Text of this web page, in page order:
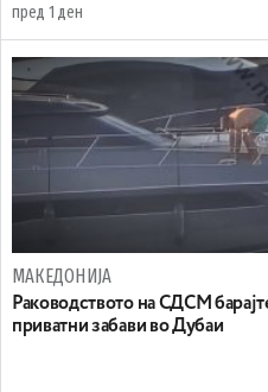
пред 1 ден
МАКЕДОНИЈА
Раководството на СДСМ
приватни забави во Дубаи